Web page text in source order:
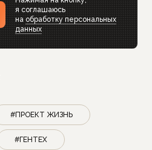
я соглашаюсь
на обработку персональных
данных
#ПРОЕКТ ЖИЗНЬ
#ГЕНТЕХ